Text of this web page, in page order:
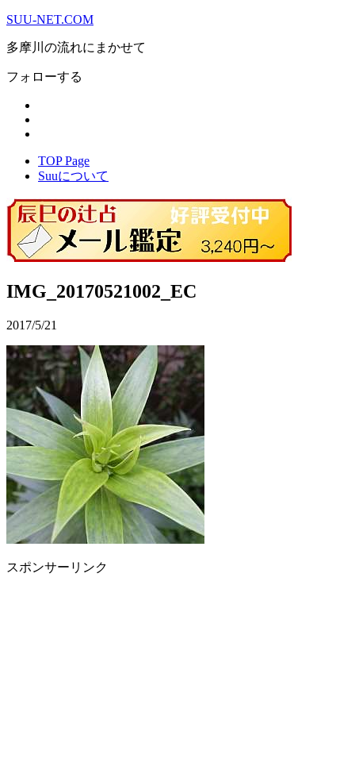
SUU-NET.COM
多摩川の流れにまかせて
フォローする
TOP Page
Suuについて
IMG_20170521002_EC
2017/5/21
スポンサーリンク